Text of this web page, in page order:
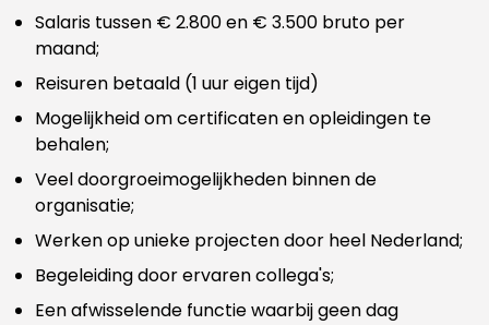
Salaris tussen € 2.800 en € 3.500 bruto per
maand;
Reisuren betaald (1 uur eigen tijd)
Mogelijkheid om certificaten en opleidingen te
behalen;
Veel doorgroeimogelijkheden binnen de
organisatie;
Werken op unieke projecten door heel Nederland;
Begeleiding door ervaren collega's;
Een afwisselende functie waarbij geen dag